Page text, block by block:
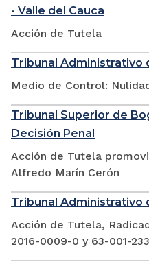
- Valle del Cauca
Acción de Tutela
Tribunal Administrativo
Medio de Control:
Tribunal Superior de
Decisión Penal
Acción de Tutela
Alfredo Marín Cerón
Tribunal Administrativo
Acción de Tutela,
2016-0009-0 y 63-001-